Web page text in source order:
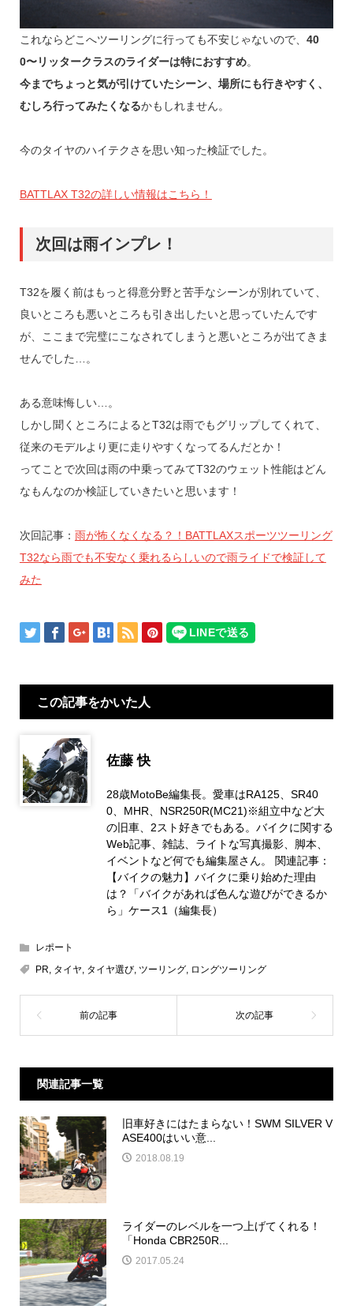
これならどこへツーリングに行っても不安じゃないので、 40
0〜リッタークラスのライダーは特におすすめ。
今までちょっと気が引けていたシーン、場所にも行きやすく、
むしろ行ってみたくなるかもしれません。
今のタイヤのハイテクさを思い知った検証でした。
BATTLAX T32の詳しい情報はこちら！
次回は雨インプレ！
T32を履く前はもっと得意分野と苦手なシーンが別れていて、
良いところも悪いところも引き出したいと思っていたんです
が、ここまで完璧にこなされてしまうと悪いところが出てきま
せんでした…。
ある意味悔しい…。
しかし聞くところによるとT32は雨でもグリップしてくれて、
従来のモデルより更に走りやすくなってるんだとか！
ってことで次回は雨の中乗ってみてT32のウェット性能はどん
なもんなのか検証していきたいと思います！
次回記事： 雨が怖くなくなる？！BATTLAXスポーツツーリング
T32なら雨でも不安なく乗れるらしいので雨ライドで検証して
みた
この記事をかいた人
佐藤 快
28歳MotoBe編集長。愛車はRA125、SR40
0、MHR、NSR250R(MC21)※組立中など大
の旧車、2スト好きでもある。バイクに関する
Web記事、雑誌、ライトな写真撮影、脚本、
イベントなど何でも編集屋さん。 関連記事：
【バイクの魅力】バイクに乗り始めた理由
は？「バイクがあれば色んな遊びができるか
ら」ケース1（編集長）
レポート
PR タイヤ タイヤ選び, ツーリング, ロングツーリング
関連記事一覧
旧車好きにはたまらない！SWM SILVER V
ASE400はいい意...
2018.08.19
ライダーのレベルを一つ上げてくれる！
「Honda CBR250R...
2017.05.24